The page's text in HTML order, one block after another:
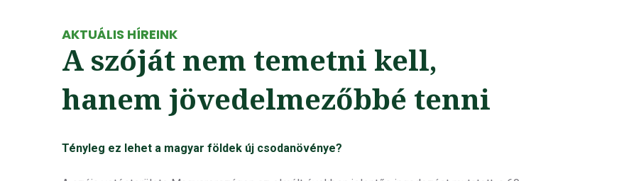
AKTUÁLIS HÍREINK
A szóját nem temetni kell,
hanem jövedelmezőbbé tenni
Tényleg ez lehet a magyar földek új csodanövénye?